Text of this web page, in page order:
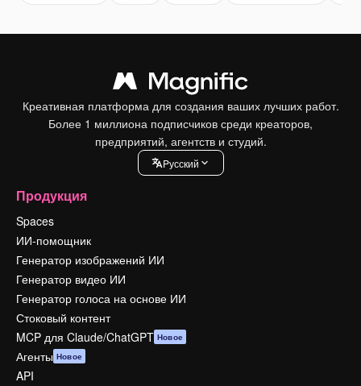
Креативная платформа для создания ваших лучших работ.
Более 1 миллиона подписчиков среди креаторов,
предприятий, агентств и студий.
Pусский
Продукция
Spaces
ИИ-помощник
Генератор изображений ИИ
Генератор видео ИИ
Генератор голоса на основе ИИ
Стоковый контент
MCP для Claude/ChatGPT Новое
Агенты Новое
API